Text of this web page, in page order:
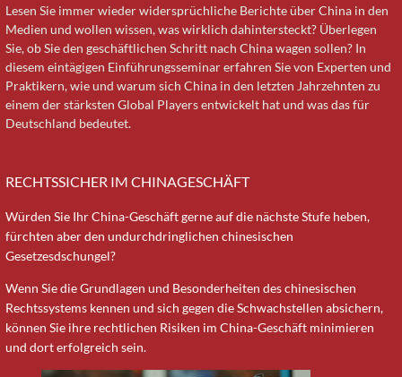
Lesen Sie immer wieder widersprüchliche Berichte über China in den
Medien und wollen wissen, was wirklich dahintersteckt? Überlegen
Sie, ob Sie den geschäftlichen Schritt nach China wagen sollen? In
diesem eintägigen Einführungsseminar erfahren Sie von Experten und
Praktikern, wie und warum sich China in den letzten Jahrzehnten zu
einem der stärksten Global Players entwickelt hat und was das für
Deutschland bedeutet.
RECHTSSICHER IM CHINAGESCHÄFT
Würden Sie Ihr China-Geschäft gerne auf die nächste Stufe heben,
fürchten aber den undurchdringlichen chinesischen
Gesetzesdschungel?
Wenn Sie die Grundlagen und Besonderheiten des chinesischen
Rechtssystems kennen und sich gegen die Schwachstellen absichern,
können Sie ihre rechtlichen Risiken im China-Geschäft minimieren
und dort erfolgreich sein.